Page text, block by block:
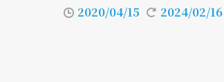
2020/04/15 2024/02/16